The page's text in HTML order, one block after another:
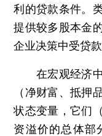
利的贷款条件。
提供较多股本金
企业决策中受贷
在宏观经济中
（净财富、抵押
状态变量，它们
资溢价的总体部